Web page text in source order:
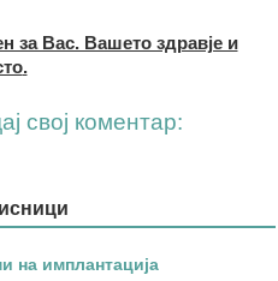
за Вас. Вашето здравје и
.
свој коментар:
на имплантација